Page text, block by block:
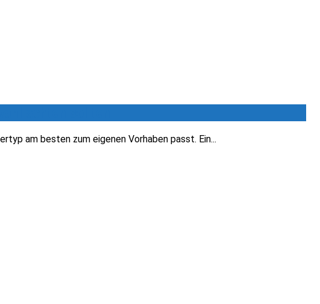
am besten zum eigenen Vorhaben passt. Ein...